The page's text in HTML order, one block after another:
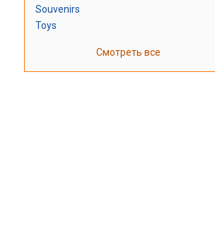
Souvenirs
Toys
Смотреть все